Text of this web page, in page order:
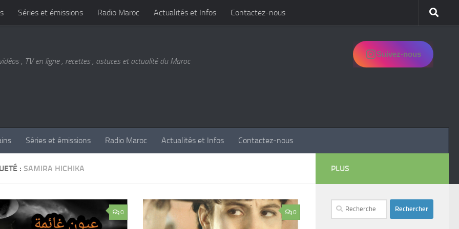
Séries et émissions Radio Maroc Actualités et Infos Contactez-nous
, TV en ligne , recettes , astuces et actualité du Maroc
Suivez-nous
Séries et émissions Radio Maroc Actualités et Infos Contactez-nous
: SAMIRA HICHIKA
0 0
PLUS
Rechercher :